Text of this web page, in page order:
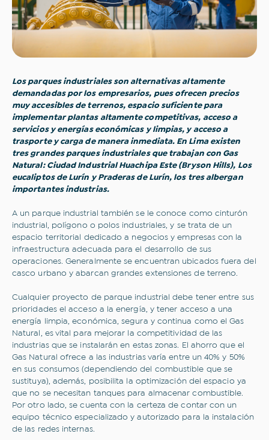
Los parques industriales son alternativas altamente
demandadas por los empresarios, pues ofrecen precios
muy accesibles de terrenos, espacio suficiente para
implementar plantas altamente competitivas, acceso a
servicios y energías económicas y limpias, y acceso a
trasporte y carga de manera inmediata. En Lima existen
tres grandes parques industriales que trabajan con Gas
Natural: Ciudad Industrial Huachipa Este (Bryson Hills), Los
eucaliptos de Lurín y Praderas de Lurín, los tres albergan
importantes industrias.
A un parque industrial también se le conoce como cinturón
industrial, polígono o polos industriales, y se trata de un
espacio territorial dedicado a negocios y empresas con la
infraestructura adecuada para el desarrollo de sus
operaciones. Generalmente se encuentran ubicados fuera del
casco urbano y abarcan grandes extensiones de terreno.
Cualquier proyecto de parque industrial debe tener entre sus
prioridades el acceso a la energía, y tener acceso a una
energía limpia, económica, segura y continua como el Gas
Natural, es vital para mejorar la competitividad de las
industrias que se instalarán en estas zonas. El ahorro que el
Gas Natural ofrece a las industrias varía entre un 40% y 50%
en sus consumos (dependiendo del combustible que se
sustituya), además, posibilita la optimización del espacio ya
que no se necesitan tanques para almacenar combustible.
Por otro lado, se cuenta con la certeza de contar con un
equipo técnico especializado y autorizado para la instalación
de las redes internas.